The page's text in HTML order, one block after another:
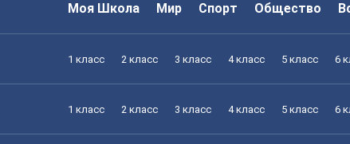
Моя Школа Мир Спорт Общество
1 класс 2 класс 3 класс 4 класс 5 класс 6
1 класс 2 класс 3 класс 4 класс 5 класс 6